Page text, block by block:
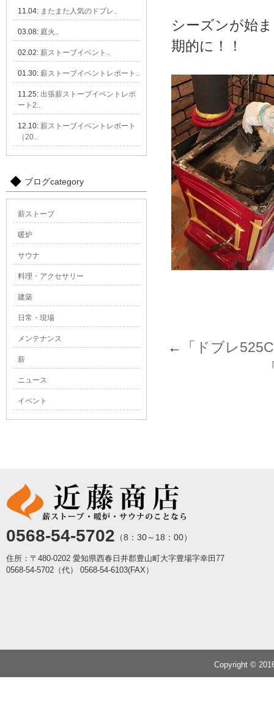
シーズンが始
期的に！！
←「 ドブレ
11.04: またまた人気のドブレ..
03.08: 庭火..
02.02: 薪ストーブイベント..
01.30: 薪ストーブイベントレポート..
11.25: 出張薪ストーブイベントレポ
ート2..
12.10: 薪ストーブイベントレポート
（20..
ブログcategory
薪ストーブ
暖炉
サウナ
料理・アクセサリー
建築
日常・現場
メンテナンス
薪
ニュース
イベント
0568-54-5702 （8：30～18：00）
住所：〒480-0202 愛知県西春日井郡豊山町大字豊場字幸田77
0568-54-5702（代）
0568-54-6103(FAX）
Copyright ©